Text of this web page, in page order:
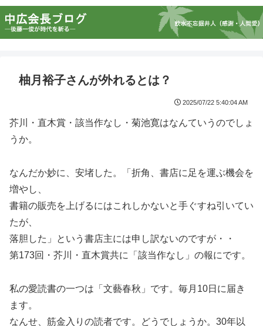
柚月裕子さんが外れるとは？
2025/07/22 5:40:04 AM
芥川・直木賞・該当作なし・菊池寛はなんていうのでしょ
うか。
なんだか妙に、安堵した。「折角、書店に足を運ぶ機会を
増やし、
書籍の販売を上げるにはこれしかないと手ぐすね引いてい
たが、
落胆した」という書店主には申し訳ないのですが・・
第173回・芥川・直木賞共に「該当作なし」の報にです。
私の愛読書の一つは「文藝春秋」です。毎月10日に届き
ます。
なんせ、筋金入りの読者です。どうでしょうか。30年以